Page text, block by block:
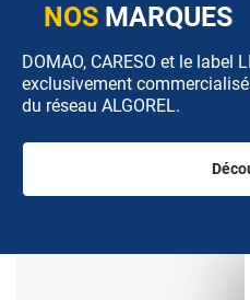
NOS MARQUES
DOMAO, CARESO et le label
exclusivement
du réseau ALGOREL.